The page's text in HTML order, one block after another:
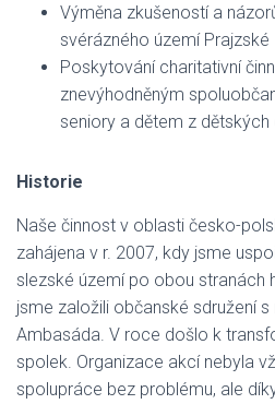
Výměna zkušeností a
svérázného území Prajzské
Poskytování charitativní
znevýhodněným
seniory a dětem z
Historie
Naše činnost v oblasti česko-
zahájena v r. 2007, kdy jsme
slezské území po obou stranách
jsme založili občanské sdružení
Ambasáda. V roce došlo k
spolek. Organizace akcí nebyla
spolupráce bez problému, ale